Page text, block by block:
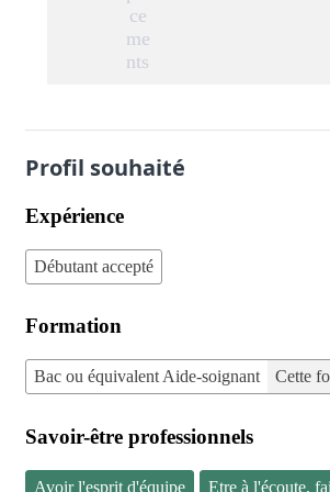
ce
me
nts
Profil souhaité
Expérience
Débutant accepté
Formation
Bac ou équivalent Aide-soignant Cette
Savoir-être professionnels
Avoir l'esprit d'équipe Etre à l'écoute,